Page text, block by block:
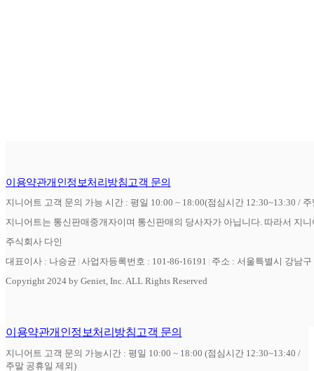
이용약관개인정보처리방침고객 문의
지니어트 고객 문의 가능 시간 : 평일 10:00 ~ 18:00(점심시간 12:30~13:30 /
지니어트는 통신판매중개자이며 통신판매의 당사자가 아닙니다. 따라서 지
주식회사 다인
대표이사 : 나승균 사업자등록번호 : 101-86-16191
주소 : 서울특별시 강남
Copyright 2024 by Geniet, Inc. ALL Rights Reserved
이용약관개인정보처리방침고객 문의
지니어트 고객 문의 가능시간 : 평일 10:00 ~ 18:00 (점심시간 12:30~13:40 /
주말 공휴일 제외)